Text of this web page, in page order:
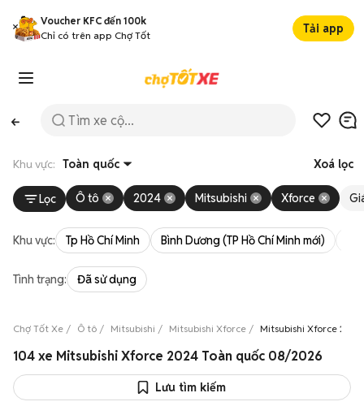
Voucher KFC đến 100k
Chỉ có trên app Chợ Tốt
Tải app
Khu vực: Toàn quốc Xoá lọc
Lọc Ô tô 2024 Mitsubishi Xforce
Khu vực: Tp Hồ Chí Minh Bình Dương (TP Hồ Chí Minh mới)
Tình trạng: Đã sử dụng
Chợ Tốt Xe Ô tô Mitsubishi Mitsubishi Xforce Mitsubishi Xforce 2024
104 xe Mitsubishi Xforce 2024 Toàn quốc 08/2026
Lưu tìm kiếm